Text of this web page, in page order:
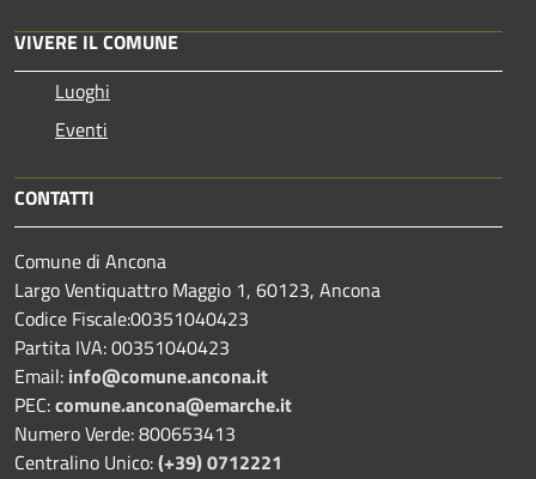
VIVERE IL COMUNE
Luoghi
Eventi
CONTATTI
Comune di Ancona
Largo Ventiquattro Maggio 1, 60123, Ancona
Codice Fiscale:00351040423
Partita IVA: 00351040423
Email: info@comune.ancona.it
PEC:comune.ancona@emarche.it
Numero Verde: 800653413
Centralino Unico:(+39) 0712221